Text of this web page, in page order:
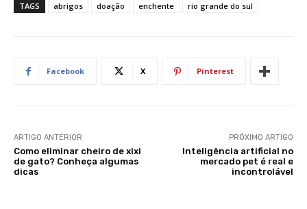
TAGS abrigos doação enchente rio grande do sul
Facebook X Pinterest
ARTIGO ANTERIOR
Como eliminar cheiro de xixi
de gato? Conheça algumas
dicas
PRÓXIMO ARTIGO
Inteligência artificial no
mercado pet é real e
incontrolável